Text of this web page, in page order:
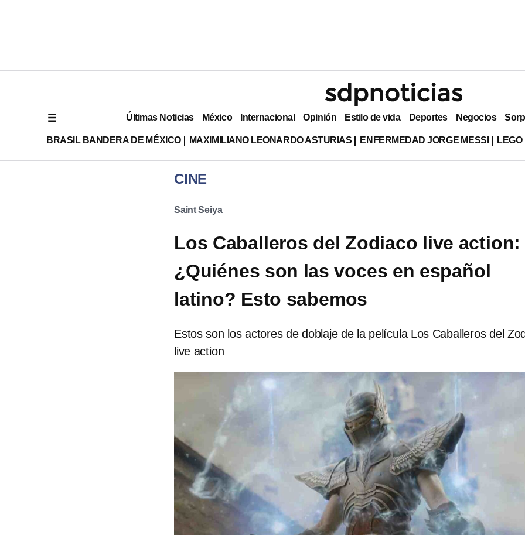
Últimas Noticias México Internacional Opinión Estilo de vida Deportes Negocios
BRASIL BANDERA DE MÉXICO MAXIMILIANO LEONARDO ASTURIAS ENFERMEDAD JORGE MESSI
CINE
Saint Seiya
Los Caballeros del Zodiaco live action:
¿Quiénes son las voces en español
latino? Esto sabemos
Estos son los actores de doblaje de la película Los Caballeros del
live action